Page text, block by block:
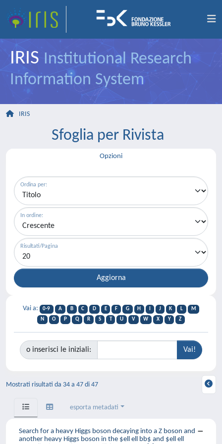
IRIS Institutional Research
Information System
IRIS
Sfoglia per Rivista
Opzioni
Ordina per:
In ordine:
Risultati/Pagina
Vai a: 0-9 A B C D E F G H J K L
M
N
O P Q R S T U V W X Y Z
o inserisci le iniziali:
Mostrati risultati da 34 a 47 di 47
esporta metadati
Search for a heavy Higgs boson decaying into a Z boson and
another heavy Higgs boson in the $ell ell bb$ and $ell ell